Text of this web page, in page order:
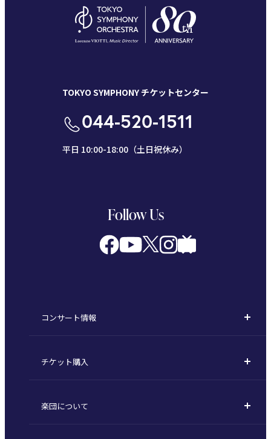
TOKYO SYMPHONY チケットセンター
044-520-1511
平日 10:00-18:00（土日祝休み）
Follow Us
コンサート情報
定期演奏会
東京オペラシティシリーズ
チケット購入
定期会員券 / セット券
楽団について